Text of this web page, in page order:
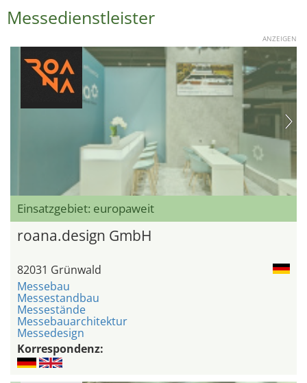
Messedienstleister
ANZEIGEN
Einsatzgebiet: europaweit
roana.design GmbH
82031 Grünwald
Messebau
Messestandbau
Messestände
Messebauarchitektur
Messedesign
Korrespondenz: